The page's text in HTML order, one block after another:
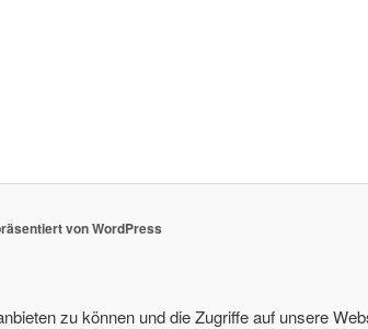
von WordPress
zu können und die Zugriffe auf unsere